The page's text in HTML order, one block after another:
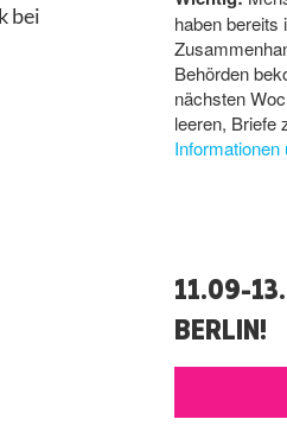
bei
haben bereits
Behörden
nächsten
leeren, Briefe
11.09-
BERLIN!